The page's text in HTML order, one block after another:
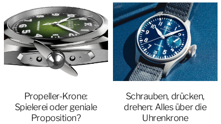
Propeller-Krone:
Spielerei oder geniale
Proposition?
Schrauben, drücken,
drehen: Alles über die
Uhrenkrone